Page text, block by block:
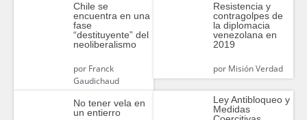
Chile se
encuentra en una
fase
“destituyente” del
neoliberalismo
porFranck
Gaudichaud
Resistencia y
contragolpes de
la diplomacia
venezolana en
2019
porMisión Verdad
No tener vela en
un entierro
Ley Antibloqueo y
Medidas